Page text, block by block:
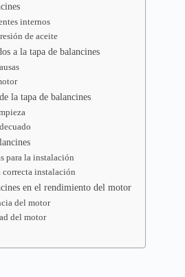
internos
de aceite
a la tapa de balancines
la tapa de balancines
para la instalación
correcta instalación
en el rendimiento del motor
del motor
del motor